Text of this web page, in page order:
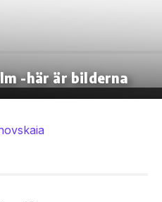
-här är bilderna